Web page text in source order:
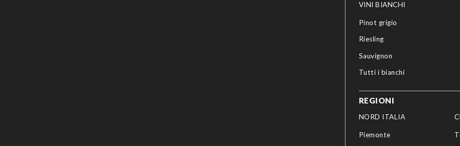
VINI BIANCHI
Pinot grigio
Riesling
Sauvignon
Tutti i bianchi
REGIONI
NORD ITALIA
Piemonte